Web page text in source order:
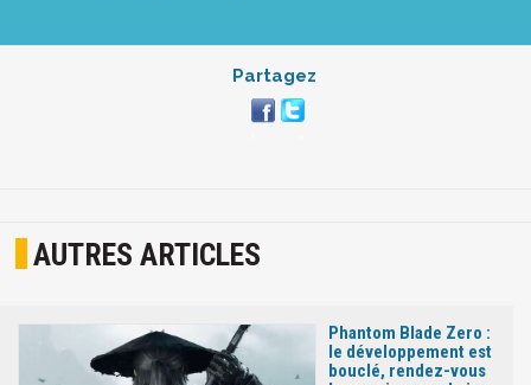
Partagez
AUTRES ARTICLES
Phantom Blade Zero :
le développement est
bouclé, rendez-vous